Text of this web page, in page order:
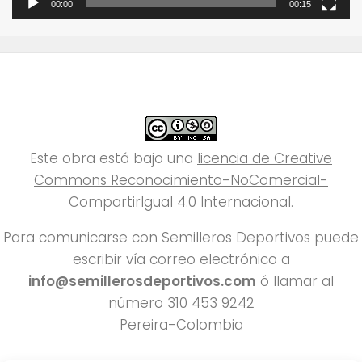
00:00 00:15
Este obra está bajo una licencia de Creative
Commons Reconocimiento-NoComercial-
CompartirIgual 4.0 Internacional.
Para comunicarse con Semilleros Deportivos puede
escribir vía correo electrónico a
info@semillerosdeportivos.com ó llamar al
número 310 453 9242
Pereira-Colombia